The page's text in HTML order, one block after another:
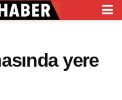
yere